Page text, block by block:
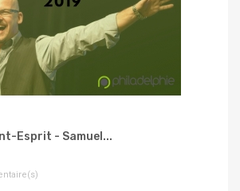
Esprit - Samuel...